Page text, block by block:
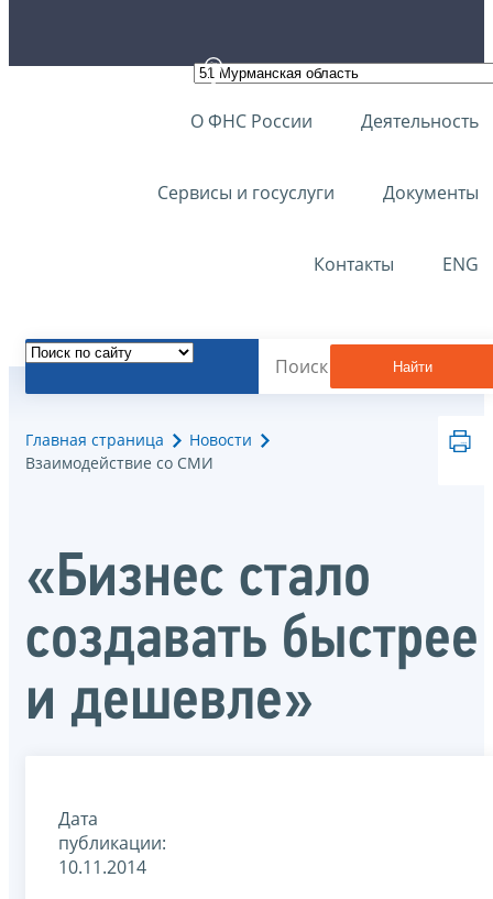
О ФНС России Деятельность
Сервисы и госуслуги Документы
Контакты ENG
Найти
Главная страница
Новости
Взаимодействие со СМИ
«Бизнес стало
создавать быстрее
и дешевле»
Дата
публикации:
10.11.2014